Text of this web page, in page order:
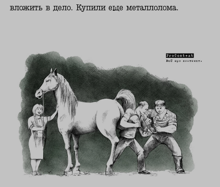
вложить в дело. Купили еще металлолома.